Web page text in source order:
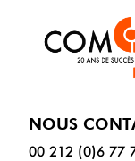
NOUS
00 212 (0)6 77